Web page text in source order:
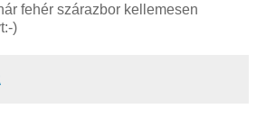
fehér szárazbor kellemesen
)